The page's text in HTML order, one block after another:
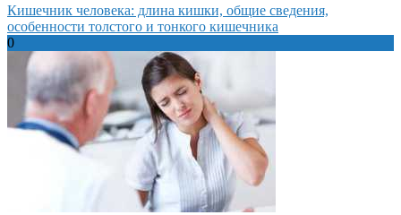
Кишечник человека: длина кишки, общие сведения,
особенности толстого и тонкого кишечника
0